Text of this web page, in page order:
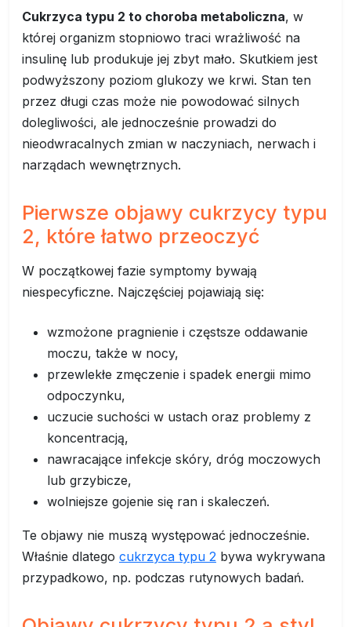
Cukrzyca typu 2 to choroba metaboliczna, w
której organizm stopniowo traci wrażliwość na
insulinę lub produkuje jej zbyt mało. Skutkiem jest
podwyższony poziom glukozy we krwi. Stan ten
przez długi czas może nie powodować silnych
dolegliwości, ale jednocześnie prowadzi do
nieodwracalnych zmian w naczyniach, nerwach i
narządach wewnętrznych.
Pierwsze objawy cukrzycy typu
2, które łatwo przeoczyć
W początkowej fazie symptomy bywają
niespecyficzne. Najczęściej pojawiają się:
wzmożone pragnienie i częstsze oddawanie
moczu, także w nocy,
przewlekłe zmęczenie i spadek energii mimo
odpoczynku,
uczucie suchości w ustach oraz problemy z
koncentracją,
nawracające infekcje skóry, dróg moczowych
lub grzybicze,
wolniejsze gojenie się ran i skaleczeń.
Te objawy nie muszą występować jednocześnie.
Właśnie dlatego cukrzyca typu 2 bywa wykrywana
przypadkowo, np. podczas rutynowych badań.